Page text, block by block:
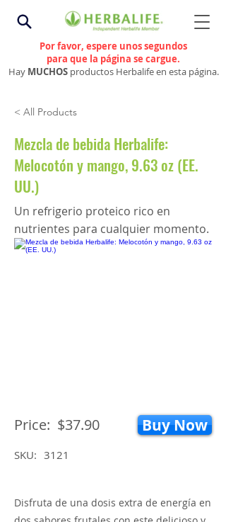
Por favor, espere unos segundos
para que la página se cargue.
Hay MUCHOS productos Herbalife en esta página.
< All Products
Mezcla de bebida Herbalife:
Melocotón y mango, 9.63 oz (EE.
UU.)
Un refrigerio proteico rico en
nutrientes para cualquier momento.
Price: $37.90 Buy Now
SKU: 3121
Disfruta de una dosis extra de energía en